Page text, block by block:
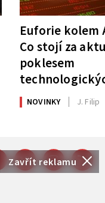
Zavřít reklamu
Euforie kolem
Co stojí za
poklesem
NOVINKY J. Filip